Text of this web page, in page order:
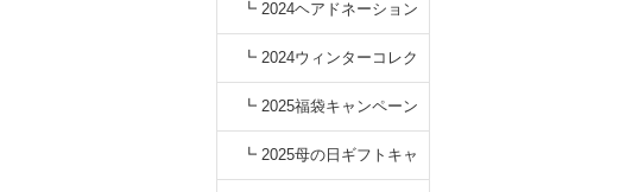
┗ 2024ヘアドネーション
キャンペーン
┗ 2024ウィンターコレク
ション
┗ 2025福袋キャンペーン
┗ 2025母の日ギフトキャ